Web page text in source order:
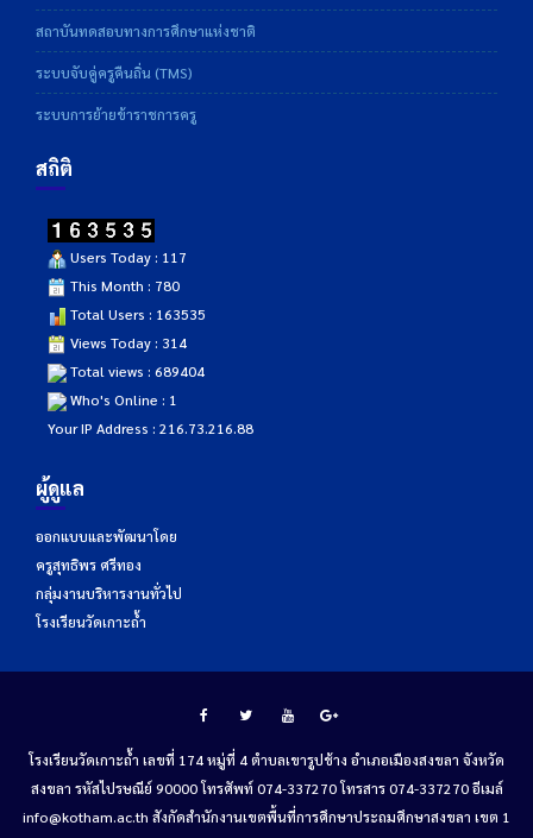
สถาบันทดสอบทางการศึกษาแห่งชาติ
ระบบจับคู่ครูคืนถิ่น (TMS)
ระบบการย้ายข้าราชการครู
สถิติ
Users Today : 117
This Month : 780
Total Users : 163535
Views Today : 314
Total views : 689404
Who's Online : 1
Your IP Address : 216.73.216.88
ผู้ดูแล
ออกแบบและพัฒนาโดย
ครูสุทธิพร ศรีทอง
กลุ่มงานบริหารงานทั่วไป
โรงเรียนวัดเกาะถ้ำ
โรงเรียนวัดเกาะถ้ำ เลขที่ 174 หมู่ที่ 4 ตำบลเขารูปช้าง อำเภอเมืองสงขลา จังหวัด
สงขลา รหัสไปรษณีย์ 90000 โทรศัพท์ 074-337270 โทรสาร 074-337270 อีเมล์
info@kotham.ac.th สังกัดสำนักงานเขตพื้นที่การศึกษาประถมศึกษาสงขลา เขต 1